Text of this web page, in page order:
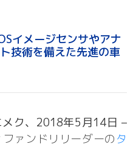
イメージセンサやアナ
技術を備えた先進の車
ク、2018年5月14日 –
ァンドリリーダーのタ